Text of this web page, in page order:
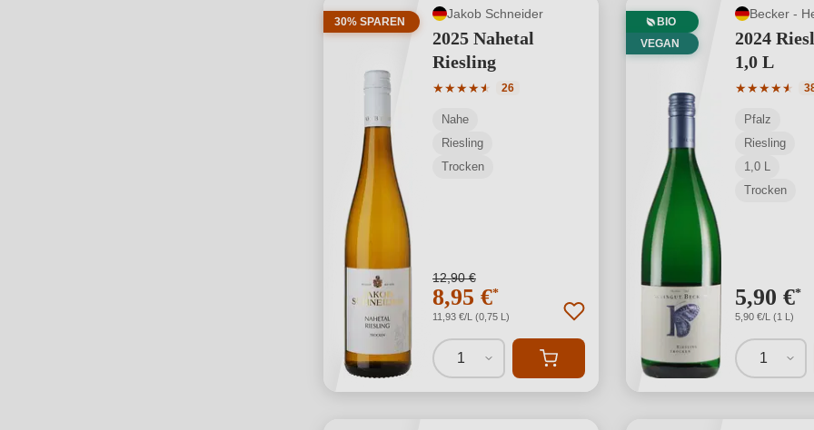
30% SPAREN
Jakob Schneider
2025 Nahetal
Riesling
★★★★★
★
Durchschnittliche Bewertung von 4.77 von 5 Sternen
26
Nahe
Riesling
Trocken
12,90 €
8,95 €*
11,93 €/L (0,75 L)
1
BIO
VEGAN
Becker -
2024
1,0 L
★★★★★
★
Pfalz
Riesling
1,0 L
Trocken
5,90 €*
5,90 €/L (1 L)
1